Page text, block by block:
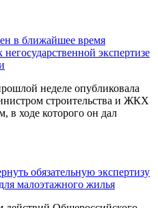
в ближайшее время
экспертизе
неделе опубликовала
строительства и ЖКХ
ходе которого он дал
обязательную экспертизу
малоэтажного жилья